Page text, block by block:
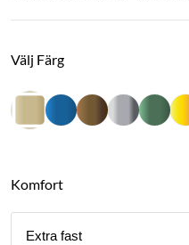
Välj Färg
Komfort
Extra fast